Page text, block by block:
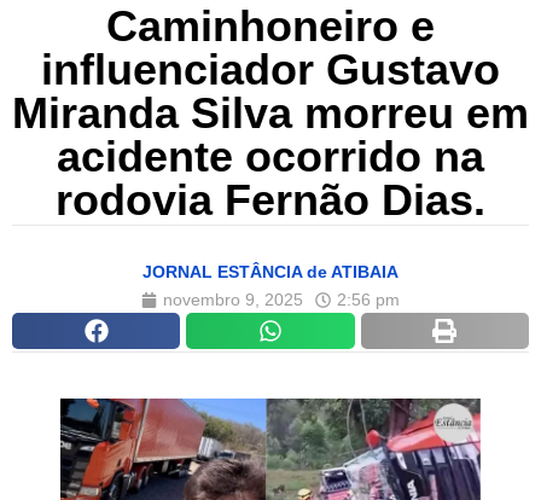
Caminhoneiro e
influenciador Gustavo
Miranda Silva morreu em
acidente ocorrido na
rodovia Fernão Dias.
JORNAL ESTÂNCIA de ATIBAIA
novembro 9, 2025
2:56 pm